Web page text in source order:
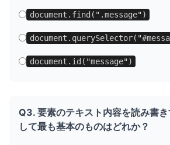
document.find(".message")
document.id("message")
Q3. 要素のテキスト内容を読み書
して最も基本のものはどれか？